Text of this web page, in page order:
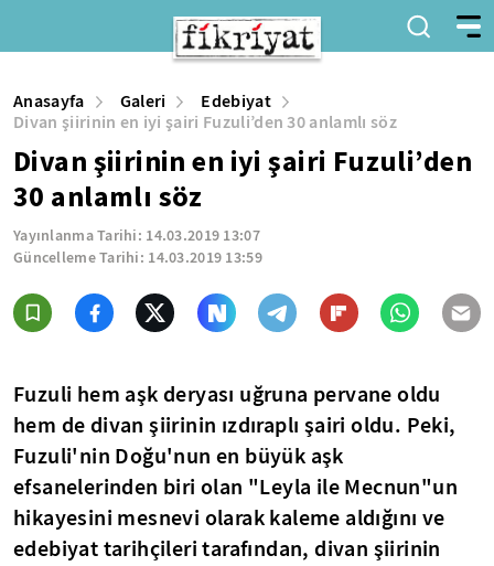
Anasayfa Galeri
Edebiyat
Divan şiirinin en iyi şairi Fuzuli’den 30 anlamlı söz
Divan şiirinin en iyi şairi Fuzuli’den
30 anlamlı söz
Yayınlanma Tarihi: 14.03.2019 13:07
Güncelleme Tarihi: 14.03.2019 13:59
Fuzuli hem aşk deryası uğruna pervane oldu
hem de divan şiirinin ızdıraplı şairi oldu. Peki,
Fuzuli'nin Doğu'nun en büyük aşk
efsanelerinden biri olan "Leyla ile Mecnun"un
hikayesini mesnevi olarak kaleme aldığını ve
edebiyat tarihçileri tarafından, divan şiirinin